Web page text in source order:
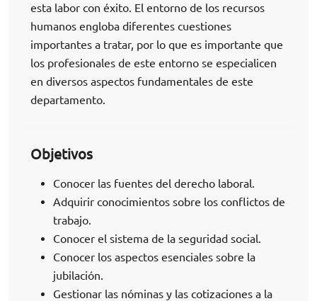
esta labor con éxito. El entorno de los recursos
humanos engloba diferentes cuestiones
importantes a tratar, por lo que es importante que
los profesionales de este entorno se especialicen
en diversos aspectos fundamentales de este
departamento.
Objetivos
Conocer las fuentes del derecho laboral.
Adquirir conocimientos sobre los conflictos de
trabajo.
Conocer el sistema de la seguridad social.
Conocer los aspectos esenciales sobre la
jubilación.
Gestionar las nóminas y las cotizaciones a la